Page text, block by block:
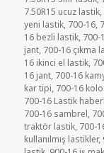
7.50R15 ucuz lastik,
yeni lastik, 700-16,
16 bezli lastik, 700-
jant, 700-16 çıkma
16 ikinci el lastik,
16 jant, 700-16
kar tipi, 700-16
700-16 Lastik
700-16 sambrel,
traktör lastik, 700-
kullanılmış lastikler,